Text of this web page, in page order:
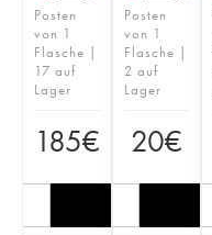
Posten
von 1
Flasche |
17 auf
Lager
185€
Posten
von 1
Flasche |
2 auf
Lager
20€